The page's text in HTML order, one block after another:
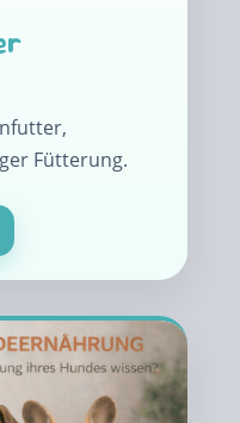
Fütterung.